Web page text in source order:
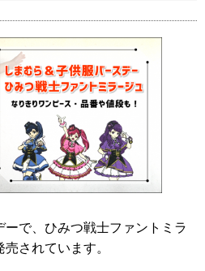
ーで、ひみつ戦士ファントミラ
されています。